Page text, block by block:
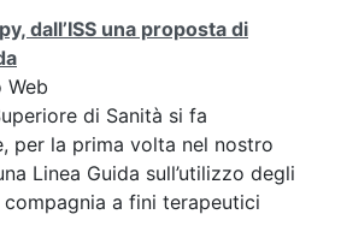
dall’ISS una proposta di
Web
di Sanità si fa
per la prima volta nel nostro
Linea Guida sull’utilizzo degli
compagnia a fini terapeutici